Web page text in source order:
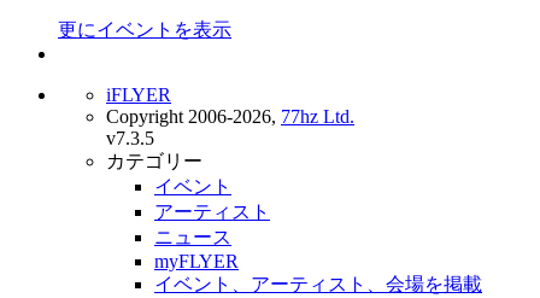
更にイベントを表示
iFLYER
Copyright 2006-2026, 77hz Ltd.
v7.3.5
カテゴリー
イベント
アーティスト
ニュース
myFLYER
イベント、アーティスト、会場を掲載